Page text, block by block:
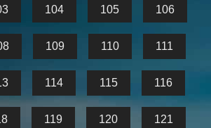
104 105 106
109 110 111
114 115 116
119 120 121